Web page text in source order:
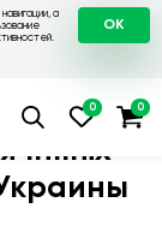
а
OK
Чехол для Infinix
Infinix